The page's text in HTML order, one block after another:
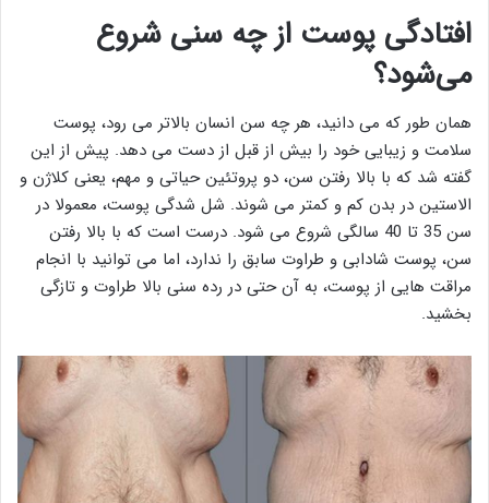
افتادگی پوست از چه سنی شروع
می‌شود؟
همان طور که می دانید، هر چه سن انسان بالاتر می رود، پوست
سلامت و زیبایی خود را بیش از قبل از دست می دهد. پیش از این
گفته شد که با بالا رفتن سن، دو پروتئین حیاتی و مهم، یعنی کلاژن و
الاستین در بدن کم و کمتر می شوند. شل شدگی پوست، معمولا در
سن 35 تا 40 سالگی شروع می شود. درست است که با بالا رفتن
سن، پوست شادابی و طراوت سابق را ندارد، اما می توانید با انجام
مراقت هایی از پوست، به آن حتی در رده سنی بالا طراوت و تازگی
بخشید.